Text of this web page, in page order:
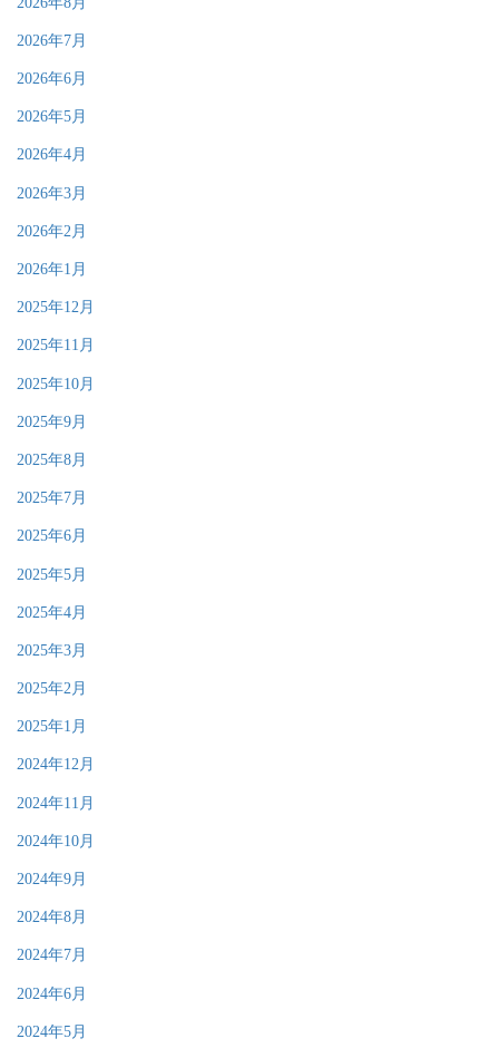
2026年7月
2026年6月
2026年5月
2026年4月
2026年3月
2026年2月
2026年1月
2025年12月
2025年11月
2025年10月
2025年9月
2025年8月
2025年7月
2025年6月
2025年5月
2025年4月
2025年3月
2025年2月
2025年1月
2024年12月
2024年11月
2024年10月
2024年9月
2024年8月
2024年7月
2024年6月
2024年5月